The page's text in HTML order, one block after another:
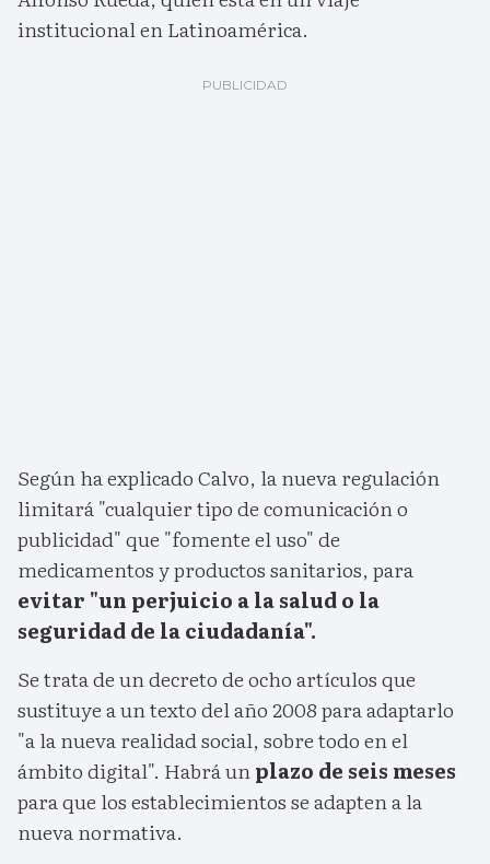
institucional en Latinoamérica.
Según ha explicado Calvo, la nueva regulación
limitará "cualquier tipo de comunicación o
publicidad" que "fomente el uso" de
medicamentos y productos sanitarios, para
evitar "un perjuicio a la salud o la
seguridad de la ciudadanía".
Se trata de un decreto de ocho artículos que
sustituye a un texto del año 2008 para adaptarlo
"a la nueva realidad social, sobre todo en el
ámbito digital". Habrá unplazo de seis meses
para que los establecimientos se adapten a la
nueva normativa.